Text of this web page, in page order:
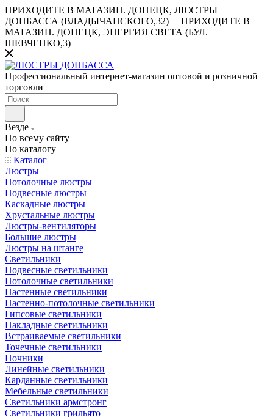
ПРИХОДИТЕ В МАГАЗИН. ДОНЕЦК, ЛЮСТРЫ
ДОНБАССА (ВЛАДЫЧАНСКОГО,32)
ПРИХОДИТЕ В
МАГАЗИН. ДОНЕЦК, ЭНЕРГИЯ СВЕТА (БУЛ.
ШЕВЧЕНКО,3)
Профессиональный интернет-магазин оптовой и розничной
торговли
Везде
По всему сайту
По каталогу
Каталог
Люстры
Потолочные люстры
Подвесные люстры
Каскадные люстры
Хрустальные люстры
Люстры-вентиляторы
Большие люстры
Люстры на штанге
Светильники
Подвесные светильники
Потолочные светильники
Настенные светильники
Настенно-потолочные светильники
Гипсовые светильники
Накладные светильники
Встраиваемые светильники
Точечные светильники
Ночники
Линейные светильники
Карданные светильники
Мебельные светильники
Светильники армстронг
Светильники грильято